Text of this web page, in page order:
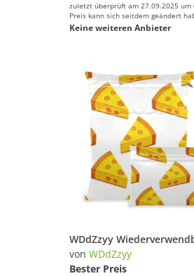
zuletzt überprüft am 27.09.2025 um
Preis kann sich seitdem geändert
Keine weiteren Anbieter
von WDdZzyy
Bester Preis